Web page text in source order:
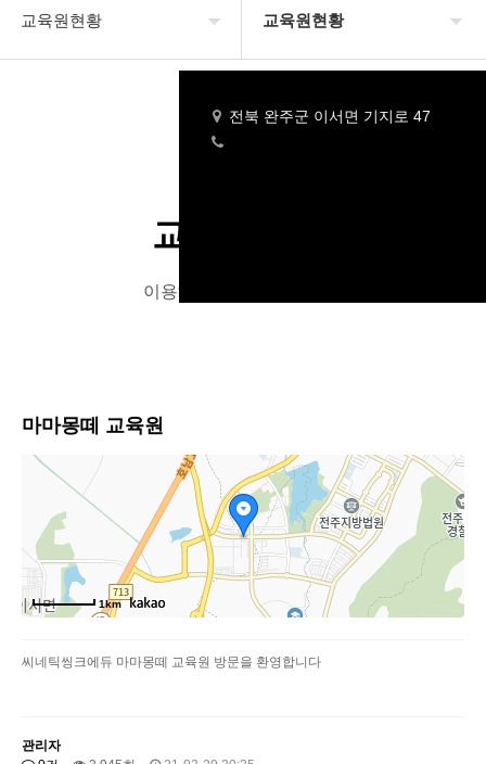
교육원현황
(구)인트라넷
지도사 과정
교육원현황
교육원 현황
이용해주셔서 감사합니다.
마마몽떼 교육원
전북 완주군 이서면 기지로 47
1km
씨네틱씽크에듀 마마몽떼 교육원 방문을 환영합니다
관리자